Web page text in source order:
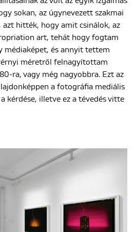
sokan, az úgynevezett szakmai
azt hitték, hogy amit csinálok, az
art, tehát hogy fogtam
médiaképet, és annyit tettem
méretről felnagyítottam
ra, vagy még nagyobbra. Ezt az
a fotográfia mediális
kérdése, illetve ez a tévedés vitte